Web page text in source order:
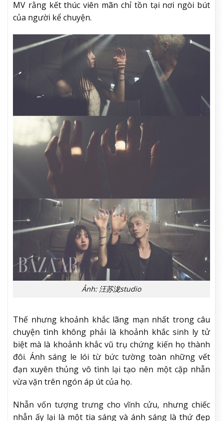
MV rằng kết thúc viên mãn chỉ tồn tại nơi ngòi bút
của người kể chuyện.
Ảnh: 汪苏泷studio
Thế nhưng khoảnh khắc lãng mạn nhất trong câu
chuyện tình không phải là khoảnh khắc sinh ly tử
biệt mà là khoảnh khắc vũ trụ chứng kiến họ thành
đôi. Ánh sáng le lói từ bức tường toàn những vết
đạn xuyên thủng vô tình lại tạo nên một cặp nhẫn
vừa vặn trên ngón áp út của họ.
Nhẫn vốn tượng trưng cho vĩnh cửu, nhưng chiếc
nhẫn ấy lại là một tia sáng và ánh sáng là thứ đẹp